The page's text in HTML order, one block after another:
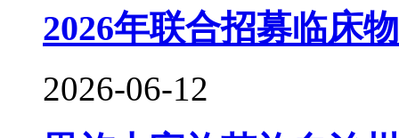
2026年联合招募临床
2026-06-12